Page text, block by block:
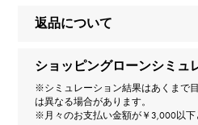
エクスカリバー スパイダー モ
ブランド名
ロジェ・デュブイ
返品について
ショッピングローンシミュ
※シミュレーション結果はあくまで
は異なる場合があります。
※月々のお支払い金額が￥3,000以下